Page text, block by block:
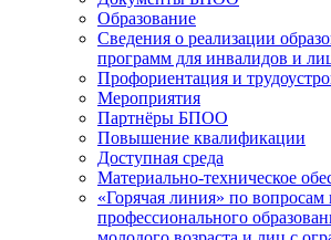
Образование
Сведения о реализации
программ для инвалидов и
Профориентация и
Мероприятия
Партнёры БПОО
Повышение квалификации
Доступная среда
Материально-техническое
«Горячая линия» по вопросам
профессионального